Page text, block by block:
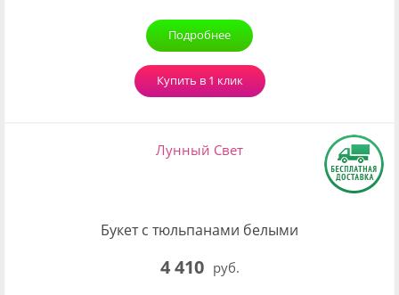
Подробнее
Купить в 1 клик
Лунный Свет
Букет с тюльпанами белыми
4 410 руб.